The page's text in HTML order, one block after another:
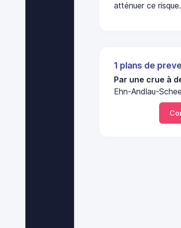
atténuer ce risque.
1 plans de
Par une crue à
Ehn-Andlau-